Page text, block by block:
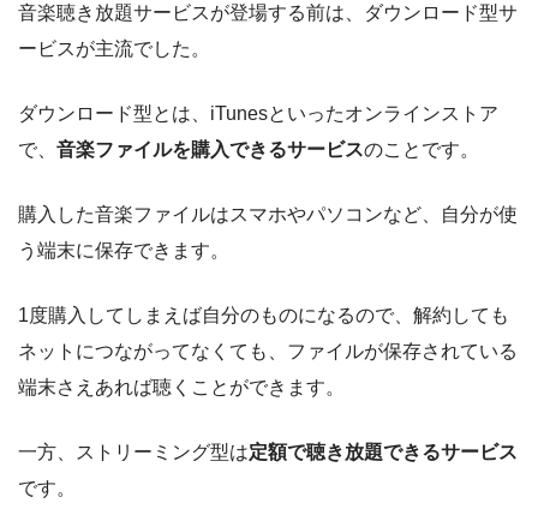
音楽聴き放題サービスが登場する前は、ダウンロード型サ
ービスが主流でした。
ダウンロード型とは、iTunesといったオンラインストア
で、 音楽ファイルを購入できるサービスのことです。
購入した音楽ファイルはスマホやパソコンなど、自分が使
う端末に保存できます。
1度購入してしまえば自分のものになるので、解約しても
ネットにつながってなくても、ファイルが保存されている
端末さえあれば聴くことができます。
一方、ストリーミング型は定額で聴き放題できるサービス
です。